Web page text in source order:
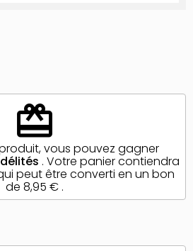
redeem
vous pouvez gagner
. Votre panier contiendra
peut être converti en un bon
de 8,95 € .